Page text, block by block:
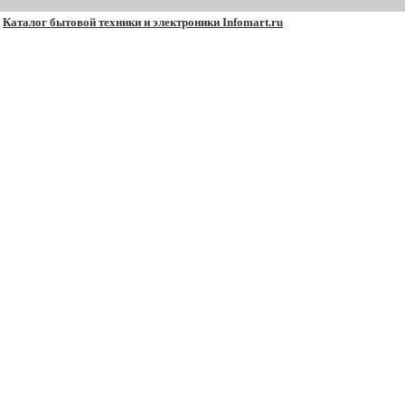
Каталог бытовой техники и электроники Infomart.ru